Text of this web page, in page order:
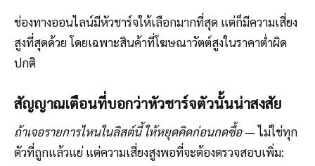
ช่องทางออนไลน์มีหัวชาร์จให้เลือกมากที่สุด แต่ก็มีความเสี่ยง
สูงที่สุดด้วย โดยเฉพาะสินค้าที่โฆษณาวัตต์สูงในราคาต่ำผิด
ปกติ
สัญญาณเตือนที่บอกว่าหัวชาร์จตัวนั้นน่าสงสัย
ถ้าเจอรายการไหนในลิสต์นี้ ให้หยุดคิดก่อนกดซื้อ— ไม่ใช่ทุก
ตัวที่ถูกแล้วแย่ แต่ความเสี่ยงสูงพอที่จะต้องตรวจสอบเพิ่ม: